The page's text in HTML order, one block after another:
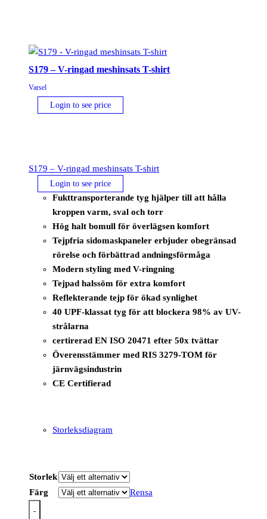
S179 – V-ringad meshinsats T-shirt
Varsel
Login to see price
S179 – V-ringad meshinsats T-shirt
Login to see price
Fukttransporterande tyg hjälper till att hålla
kroppen varm, sval och torr
Hög halt bomull för överlägsen komfort
Tejpfria sidomaskpaneler erbjuder obegränsad
rörelse och förbättrad andningsförmåga
Modern styling med V-ringning
Tejpad halssöm för extra komfort
Reflekterande tejp för ökad synlighet
40 UPF-klassat tyg för att blockera 98% av UV-
strålarna
certirerad EN ISO 20471 efter 50x tvättar
Överensstämmer med RIS 3279-TOM för
järnvägsindustrin
CE Certifierad
Storleksdiagram
Storlek
Färg
Rensa
-